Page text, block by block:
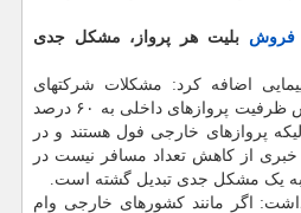
فروش بلیت هر پرواز، مشکل جدی
اضافه کرد: مشکلات شرکتهای
هواپیمایی زیاد است اما کاهش ظرفیت پروازهای داخلی به ۶۰ درصد
پروازهای خارجی فول هستند و در
از کاهش تعداد مسافر نیست در
اگر مانند کشورهای خارجی وام